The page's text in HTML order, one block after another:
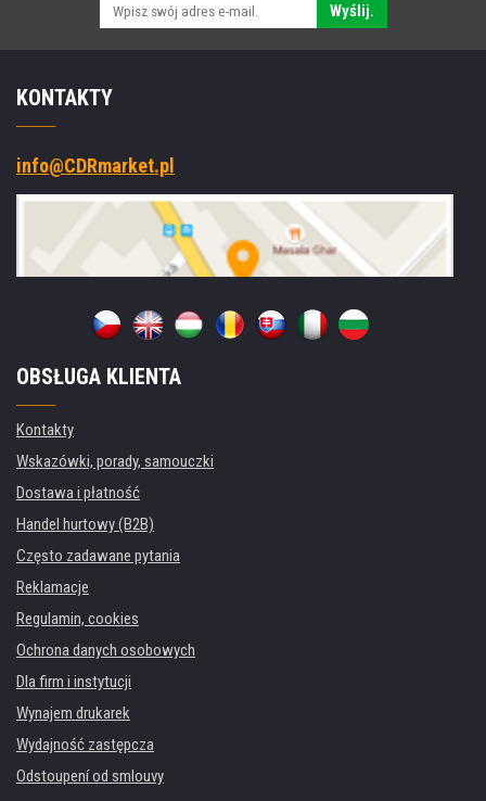
Wyślij.
KONTAKTY
info@CDRmarket.pl
OBSŁUGA KLIENTA
Kontakty
Wskazówki, porady, samouczki
Dostawa i płatność
Handel hurtowy (B2B)
Często zadawane pytania
Reklamacje
Regulamin, cookies
Ochrona danych osobowych
Dla firm i instytucji
Wynajem drukarek
Wydajność zastępcza
Odstoupení od smlouvy